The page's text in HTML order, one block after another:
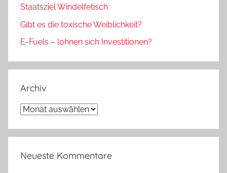
Staatsziel Windelfetisch
Gibt es die toxische Weiblichkeit?
E-Fuels – lohnen sich Investitionen?
Archiv
Archiv
Neueste Kommentare